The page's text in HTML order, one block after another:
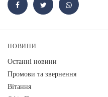
НОВИНИ
Останні новини
Промови та звернення
Вiтання